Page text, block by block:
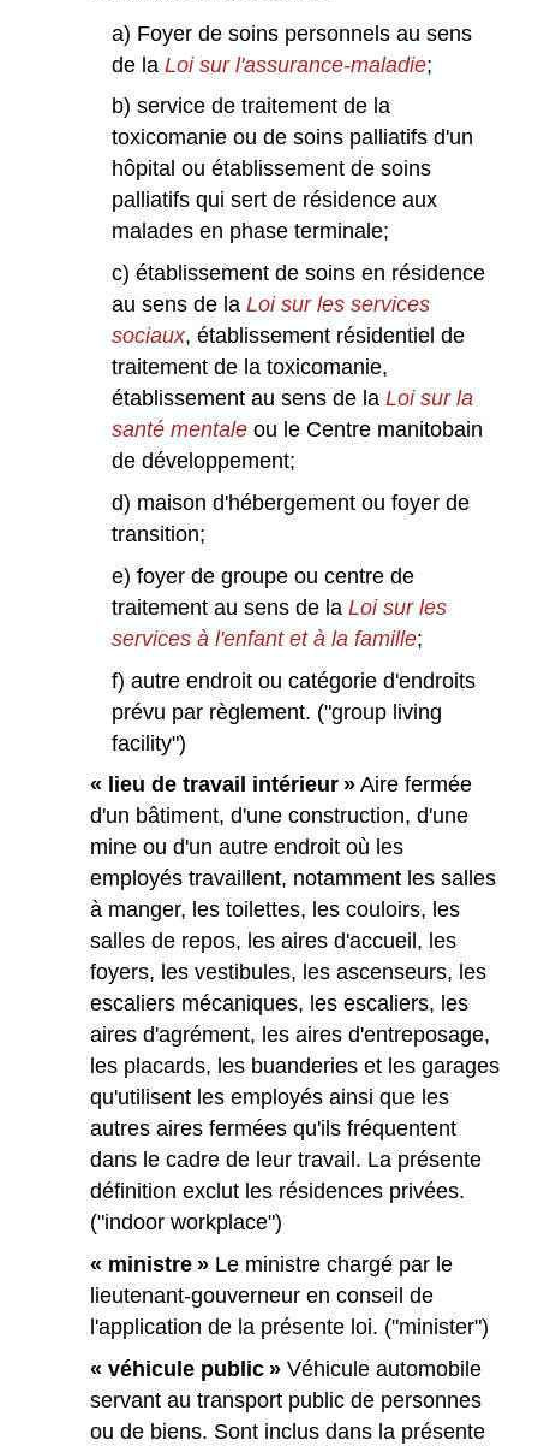
a) Foyer de soins personnels au sens
de la Loi sur l'assurance-maladie;
b) service de traitement de la
toxicomanie ou de soins palliatifs d'un
hôpital ou établissement de soins
palliatifs qui sert de résidence aux
malades en phase terminale;
c) établissement de soins en résidence
au sens de la Loi sur les services
sociaux, établissement résidentiel de
traitement de la toxicomanie,
établissement au sens de la Loi sur la
santé mentaleou le Centre manitobain
de développement;
d) maison d'hébergement ou foyer de
transition;
e) foyer de groupe ou centre de
traitement au sens de la Loi sur les
services à l'enfant et à la famille;
f) autre endroit ou catégorie d'endroits
prévu par règlement. ("group living
facility")
« lieu de travail intérieur » Aire fermée
d'un bâtiment, d'une construction, d'une
mine ou d'un autre endroit où les
employés travaillent, notamment les salles
à manger, les toilettes, les couloirs, les
salles de repos, les aires d'accueil, les
foyers, les vestibules, les ascenseurs, les
escaliers mécaniques, les escaliers, les
aires d'agrément, les aires d'entreposage,
les placards, les buanderies et les garages
qu'utilisent les employés ainsi que les
autres aires fermées qu'ils fréquentent
dans le cadre de leur travail. La présente
définition exclut les résidences privées.
("indoor workplace")
« ministre » Le ministre chargé par le
lieutenant-gouverneur en conseil de
l'application de la présente loi. ("minister")
« véhicule public » Véhicule automobile
servant au transport public de personnes
ou de biens. Sont inclus dans la présente